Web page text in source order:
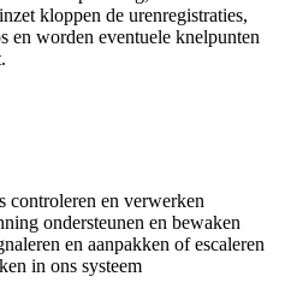
kloppen de urenregistraties,
en worden eventuele knelpunten
controleren en verwerken
ondersteunen en bewaken
en aanpakken of escaleren
in ons systeem